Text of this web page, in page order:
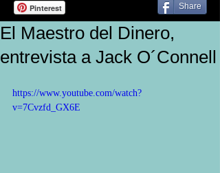
Pinterest Share
El Maestro del Dinero,
entrevista a Jack O´Connell
https://www.youtube.com/watch?
v=7Cvzfd_GX6E